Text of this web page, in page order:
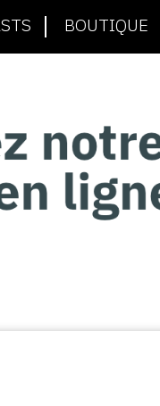
BOUTIQUE